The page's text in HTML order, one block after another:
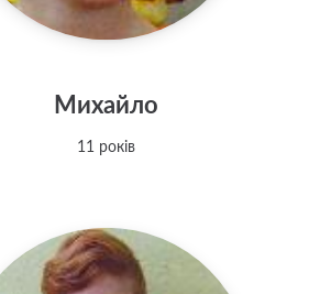
Михайло
11 років